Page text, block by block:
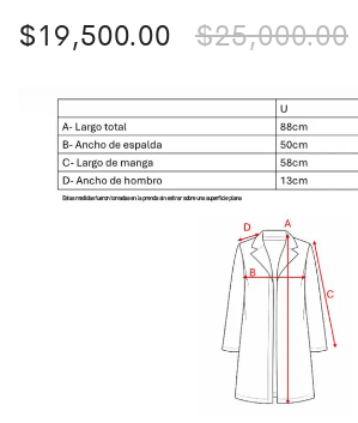
$25,000.00
$19,500.00